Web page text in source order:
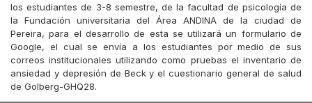
los estudiantes de 3-8 semestre, de la facultad de psicología de
la Fundación universitaria del Área ANDINA de la ciudad de
Pereira, para el desarrollo de esta se utilizará un formulario de
Google, el cual se envía a los estudiantes por medio de sus
correos institucionales utilizando como pruebas el inventario de
ansiedad y depresión de Beck y el cuestionario general de salud
de Golberg-GHQ28.